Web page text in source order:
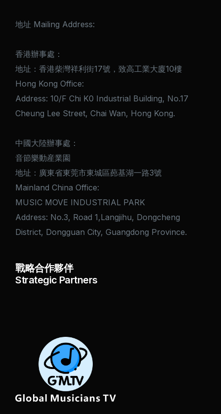
地址 Mailing Address:
香港辦事處：
地址：香港柴灣祥利街17號，致高工業大廈10樓
Hong Kong Office:
Address: 10/F Chi K0 Industrial Building, No.17
Cheung Lee Street, Chai Wan, Hong Kong.
中國大陸辦事處：
音節樂動産業園
地址：廣東省東莞市東城區蓢基湖一路3號
Mainland China Office:
MUSIC MOVE INDUSTRIAL PARK
Address: No.3, Road 1,Langjihu, Dongcheng
District, Dongguan City, Guangdong Province.
戰略合作夥伴
Strategic Partners